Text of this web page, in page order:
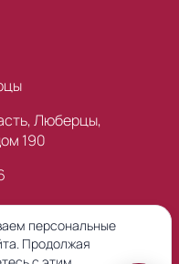
Люберцы,
190
персональные
Продолжая